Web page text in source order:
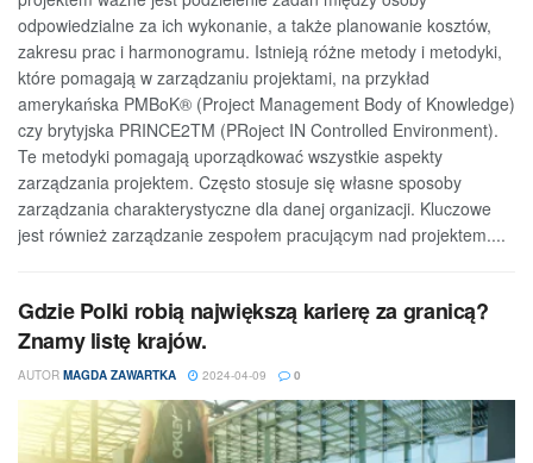
odpowiedzialne za ich wykonanie, a także planowanie kosztów,
zakresu prac i harmonogramu. Istnieją różne metody i metodyki,
które pomagają w zarządzaniu projektami, na przykład
amerykańska PMBoK® (Project Management Body of Knowledge)
czy brytyjska PRINCE2TM (PRoject IN Controlled Environment).
Te metodyki pomagają uporządkować wszystkie aspekty
zarządzania projektem. Często stosuje się własne sposoby
zarządzania charakterystyczne dla danej organizacji. Kluczowe
jest również zarządzanie zespołem pracującym nad projektem....
Gdzie Polki robią największą karierę za granicą?
Znamy listę krajów.
AUTOR MAGDA ZAWARTKA 2024-04-09 0